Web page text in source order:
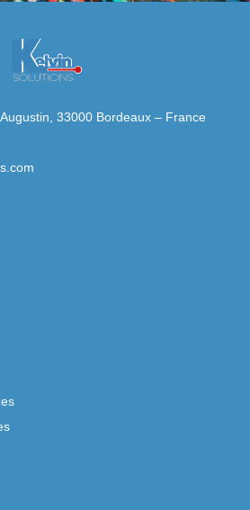
33000 Bordeaux – France